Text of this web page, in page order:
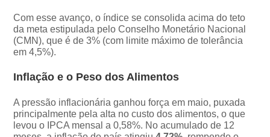
Com esse avanço, o índice se consolida acima do teto
da meta estipulada pelo Conselho Monetário Nacional
(CMN), que é de 3% (com limite máximo de tolerância
em 4,5%).
Inflação e o Peso dos Alimentos
A pressão inflacionária ganhou força em maio, puxada
principalmente pela alta no custo dos alimentos, o que
levou o IPCA mensal a 0,58%. No acumulado de 12